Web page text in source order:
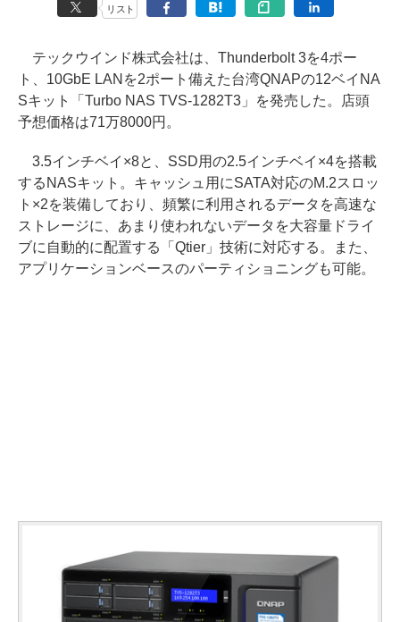
リスト
テックウインド株式会社は、Thunderbolt 3を4ポー
ト、10GbE LANを2ポート備えた台湾QNAPの12ベイNA
Sキット「Turbo NAS TVS-1282T3」を発売した。店頭
予想価格は71万8000円。
3.5インチベイ×8と、SSD用の2.5インチベイ×4を搭載
するNASキット。キャッシュ用にSATA対応のM.2スロッ
ト×2を装備しており、頻繁に利用されるデータを高速な
ストレージに、あまり使われないデータを大容量ドライ
ブに自動的に配置する「Qtier」技術に対応する。また、
アプリケーションベースのパーティショニングも可能。